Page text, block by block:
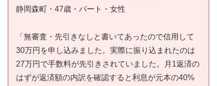
静岡森町・47歳・パート・女性
「無審査・先引きなしと書いてあったので信用して
30万円を申し込みました。実際に振り込まれたのは
27万円で手数料が先引きされていました。月1返済の
はずが返済額の内訳を確認すると利息が元本の40%